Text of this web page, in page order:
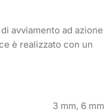
avviamento ad azione
è realizzato con un
3 mm, 6 mm